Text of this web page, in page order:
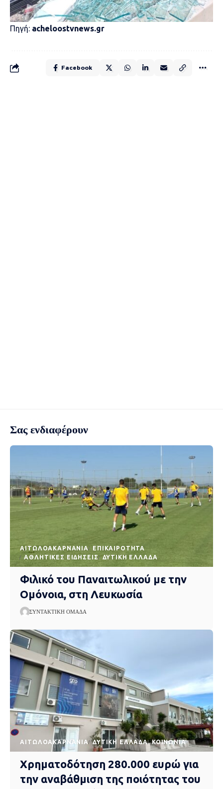
Πηγή: acheloostvnews.gr
Facebook
Σας ενδιαφέρουν
AΙΤΩΛΟΑΚΑΡΝΑΝΊΑ
EΠΙΚΑΙΡΌΤΗΤΑ
ΑΘΛΗΤΙΚΈΣ ΕΙΔΉΣΕΙΣ
ΔΥΤΙΚΉ ΕΛΛΆΔΑ
Φιλικό του Παναιτωλικού με την
Ομόνοια, στη Λευκωσία
ΣΥΝΤΑΚΤΙΚΉ ΟΜΆΔΑ
AΙΤΩΛΟΑΚΑΡΝΑΝΊΑ ΔΥΤΙΚΉ ΕΛΛΆΔΑ ΚΟΙΝΩΝΊΑ
Χρηματοδότηση 280.000 ευρώ για
την αναβάθμιση της ποιότητας του